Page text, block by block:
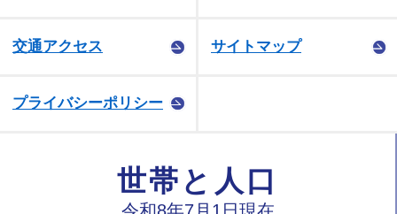
交通アクセス サイトマップ
プライバシーポリシー